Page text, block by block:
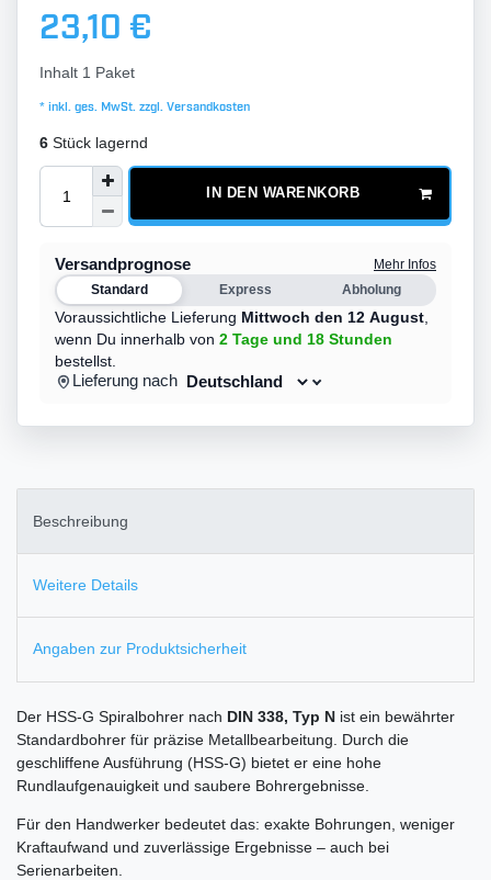
23,10 €
Inhalt 1 Paket
* inkl. ges. MwSt. zzgl. Versandkosten
6 Stück lagernd
IN DEN WARENKORB
Versandprognose
Mehr Infos
Standard
Express Abholung
Voraussichtliche Lieferung Mittwoch den 12 August
wenn Du innerhalb von 2 Tage und 18 Stunden
bestellst.
Lieferung nach
Beschreibung
Weitere Details
Angaben zur Produktsicherheit
Der HSS-G Spiralbohrer nach DIN 338, Typ N ist ein bewährter
Standardbohrer für präzise Metallbearbeitung. Durch die
geschliffene Ausführung (HSS-G) bietet er eine hohe
Rundlaufgenauigkeit und saubere Bohrergebnisse.
Für den Handwerker bedeutet das: exakte Bohrungen, weniger
Kraftaufwand und zuverlässige Ergebnisse – auch bei
Serienarbeiten.